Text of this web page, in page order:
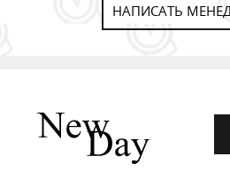
НАПИСАТЬ